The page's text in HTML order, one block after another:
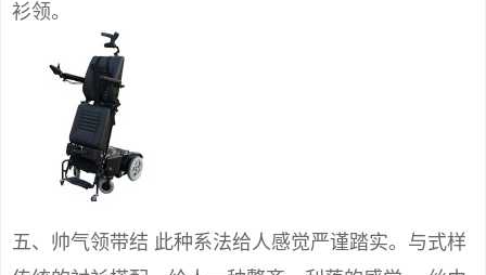
衫领。
五、帅气领带结 此种系法给人感觉严谨踏实。与式样